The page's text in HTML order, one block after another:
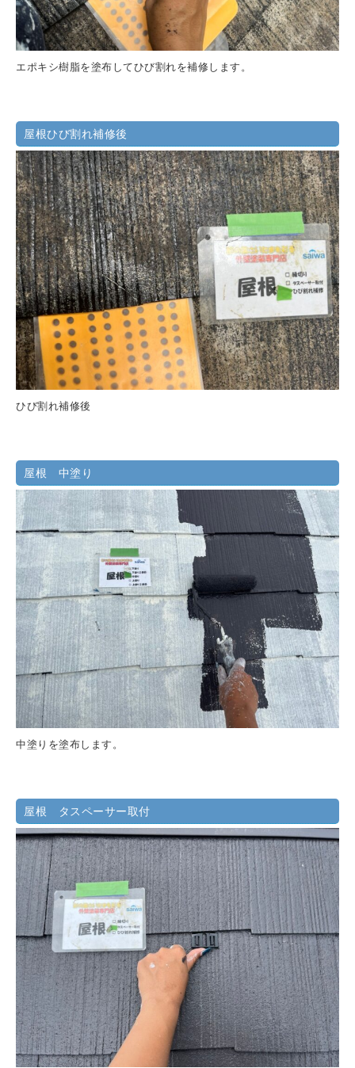
エポキシ樹脂を塗布してひび割れを補修します。
屋根ひび割れ補修後
ひび割れ補修後
屋根 中塗り
中塗りを塗布します。
屋根 タスペーサー取付